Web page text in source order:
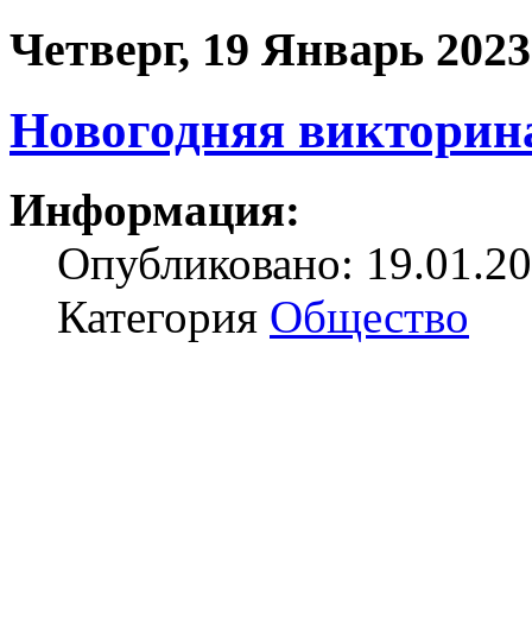
Четверг, 19 Январь 2023
Новогодняя
Информация:
Опубликовано:
Категория Общество